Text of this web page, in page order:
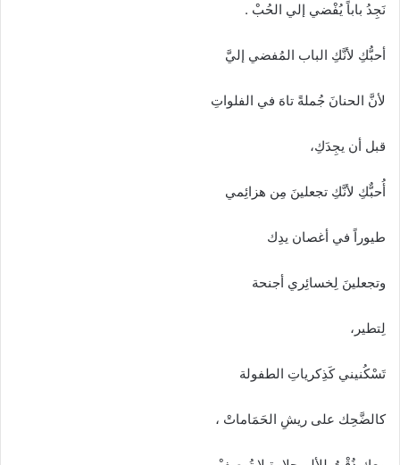
نَجِدُ باباً يُفْضي إلي الحُبْ .
أحبُّكِ لأنَّكِ الباب المُفضي إليَّ
لأنَّ الحنانَ جُملةً تاهَ في الفلواتِ
قبل أن يجِدَكِ،
أُحبٌّكِ لأنَّكِ تجعلينَ مِن هزائِمي
طيوراً في أغصان يدِك
وتجعلينَ لِخسائِري أجنحة
لِتطير،
تَسْكُنيني كَذِكرياتِ الطفولة
كالضَّحِك على ريشِ الحَمَاماتْ ،